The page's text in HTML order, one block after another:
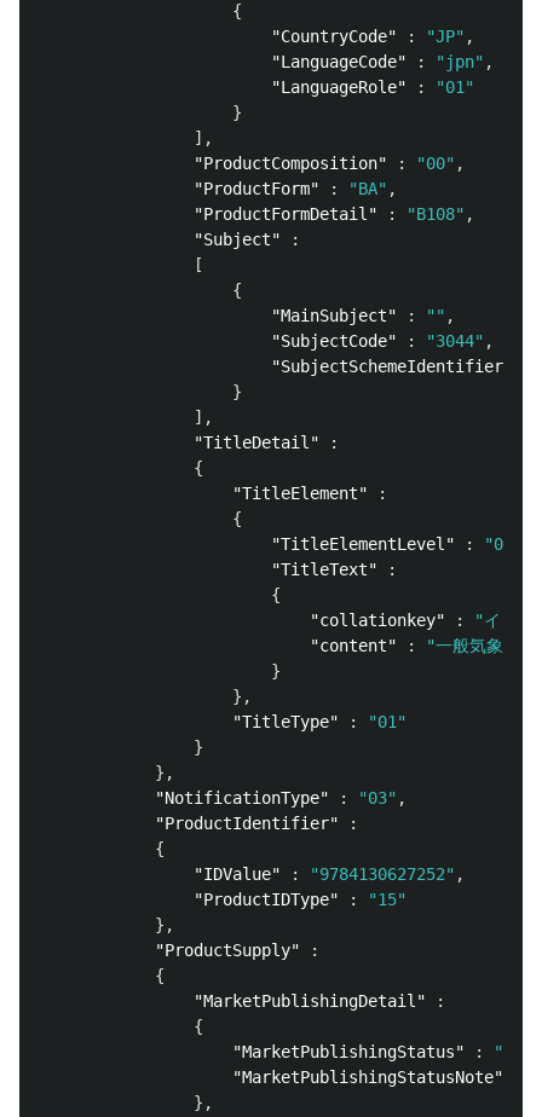
{
"CountryCode"
: "JP" ,
"LanguageCode"
: "jpn" ,
"LanguageRole"
:
"01"
}
],
"ProductComposition"
: "00" ,
"ProductForm"
: "BA" ,
"ProductFormDetail"
: "B108" ,
"Subject"
:
[
{
"MainSubject"
: "" ,
"SubjectCode"
: "3044" ,
"SubjectSchemeIdentifier"
}
],
"TitleDetail"
:
{
"TitleElement"
:
{
"TitleElementLevel"
: "01"
"TitleText"
:
{
"collationkey"
:
"イッパ
"content"
:
"一般気象学
}
},
"TitleType"
:
"01"
}
},
"NotificationType"
: "03" ,
"ProductIdentifier"
:
{
"IDValue"
: "9784130627252" ,
"ProductIDType"
:
"15"
},
"ProductSupply"
:
{
"MarketPublishingDetail"
:
{
"MarketPublishingStatus"
: "00"
"MarketPublishingStatusNote"
},